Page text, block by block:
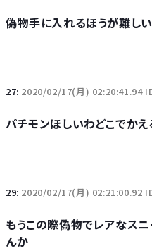
偽物手に入れるほうが難し
27: 2020/02/17(月) 02:20:41.94
パチモンほしいわどこでかえ
29: 2020/02/17(月) 02:21:00.92
もうこの際偽物でレアなス
んか